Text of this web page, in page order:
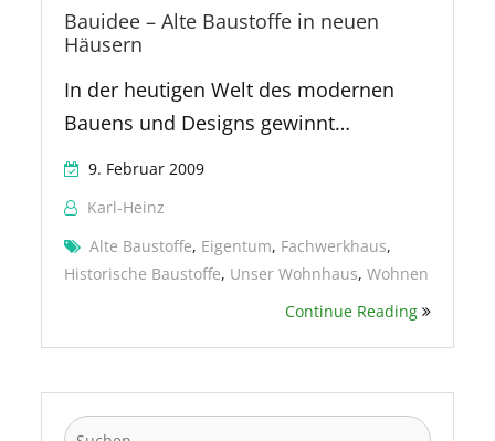
Bauidee – Alte Baustoffe in neuen
Häusern
In der heutigen Welt des modernen
Bauens und Designs gewinnt…
9. Februar 2009
Karl-Heinz
Alte Baustoffe, Eigentum, Fachwerkhaus,
Historische Baustoffe, Unser Wohnhaus,Wohnen
Continue Reading
Suchen